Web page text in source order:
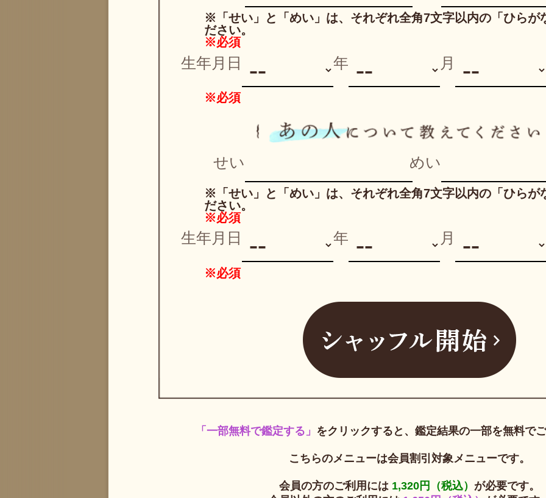
※「せい」と「めい」は、それぞれ全角7文字以内の「ひらが
ださい。
※必須
生年月日 年 月
※必須
せい めい
※「せい」と「めい」は、それぞれ全角7文字以内の「ひらが
ださい。
※必須
生年月日 年 月
※必須
「一部無料で鑑定する」 をクリックすると、鑑定結果の一部を無料で
こちらのメニューは会員割引対象メニューです。
会員の方のご利用には 1,320円（税込） が必要です。